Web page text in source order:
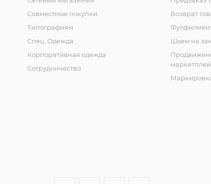
Совместные покупки
Типографиям
Спец. Одежда
Корпоративная одежда
Сотрудничество
Возврат
Шьем на